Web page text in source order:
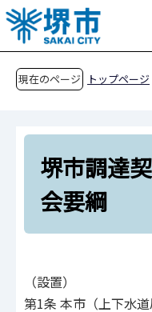
こ
の
ペ
現在のページ トップページ
財務
堺
堺市調達
会要綱
（設置）
第1条 本市（上下水